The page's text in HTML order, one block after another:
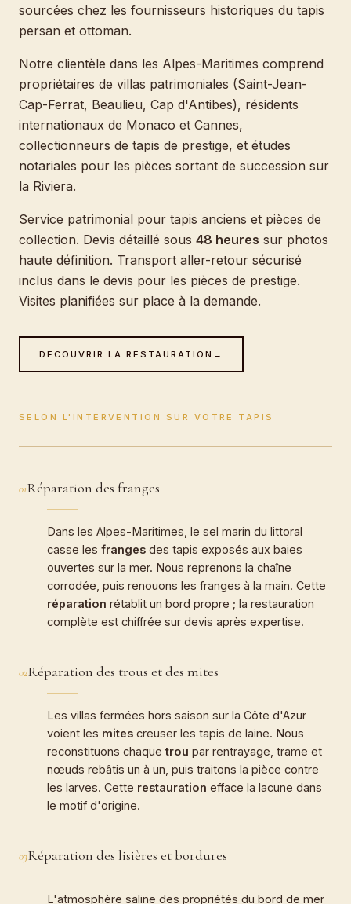
sourcées chez les fournisseurs historiques du tapis
persan et ottoman.
Notre clientèle dans les Alpes-Maritimes comprend
propriétaires de villas patrimoniales (Saint-Jean-
Cap-Ferrat, Beaulieu, Cap d'Antibes), résidents
internationaux de Monaco et Cannes,
collectionneurs de tapis de prestige, et études
notariales pour les pièces sortant de succession sur
la Riviera.
Service patrimonial pour tapis anciens et pièces de
collection. Devis détaillé sous 48 heures sur photos
haute définition. Transport aller-retour sécurisé
inclus dans le devis pour les pièces de prestige.
Visites planifiées sur place à la demande.
DÉCOUVRIR LA RESTAURATION →
SELON L'INTERVENTION SUR VOTRE TAPIS
01Réparation des franges
Dans les Alpes-Maritimes, le sel marin du littoral
casse les franges des tapis exposés aux baies
ouvertes sur la mer. Nous reprenons la chaîne
corrodée, puis renouons les franges à la main. Cette
réparation rétablit un bord propre ; la restauration
complète est chiffrée sur devis après expertise.
02Réparation des trous et des mites
Les villas fermées hors saison sur la Côte d'Azur
voient les mites creuser les tapis de laine. Nous
reconstituons chaquetrou par rentrayage, trame et
nœuds rebâtis un à un, puis traitons la pièce contre
les larves. Cette restauration efface la lacune dans
le motif d'origine.
03Réparation des lisières et bordures
L'atmosphère saline des propriétés du bord de mer